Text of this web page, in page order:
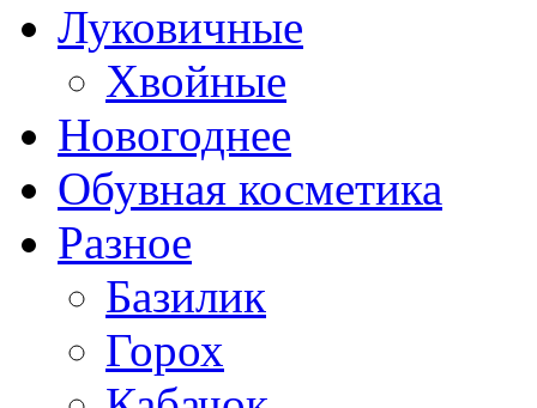
Луковичные
Хвойные
Новогоднее
Обувная косметика
Разное
Базилик
Горох